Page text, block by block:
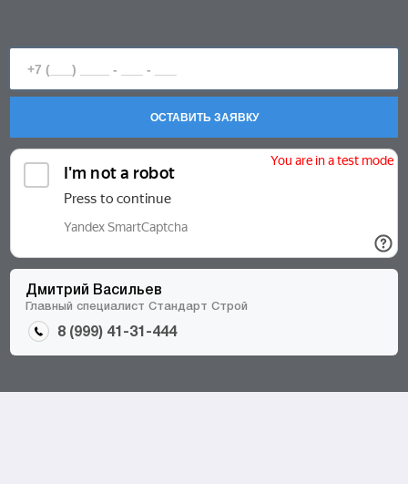
ОСТАВИТЬ ЗАЯВКУ
Дмитрий Васильев
Главный специалист Стандарт Строй
8 (999) 41-31-444